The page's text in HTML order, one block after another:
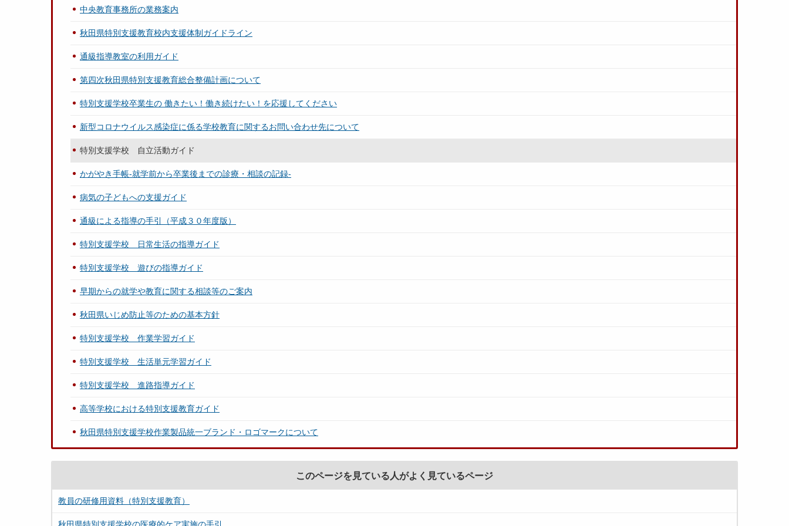
中央教育事務所の業務案内
秋田県特別支援教育校内支援体制ガイドライン
通級指導教室の利用ガイド
第四次秋田県特別支援教育総合整備計画について
特別支援学校卒業生の 働きたい！働き続けたい！を応援してください
新型コロナウイルス感染症に係る学校教育に関するお問い合わせ先について
特別支援学校 自立活動ガイド
かがやき手帳-就学前から卒業後までの診療・相談の記録-
病気の子どもへの支援ガイド
通級による指導の手引（平成３０年度版）
特別支援学校 日常生活の指導ガイド
特別支援学校 遊びの指導ガイド
早期からの就学や教育に関する相談等のご案内
秋田県いじめ防止等のための基本方針
特別支援学校 作業学習ガイド
特別支援学校 生活単元学習ガイド
特別支援学校 進路指導ガイド
高等学校における特別支援教育ガイド
秋田県特別支援学校作業製品統一ブランド・ロゴマークについて
このページを見ている人がよく見ているページ
教員の研修用資料（特別支援教育）